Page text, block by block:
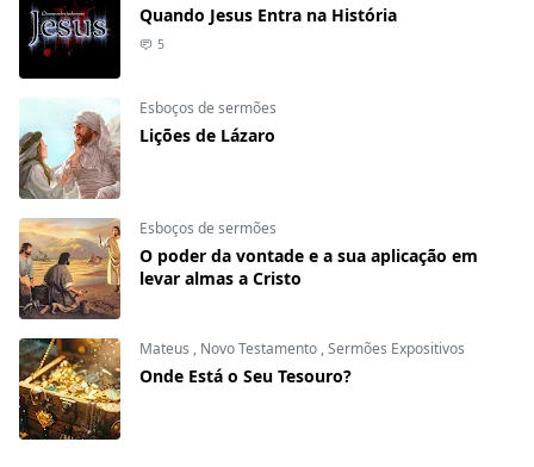
Quando Jesus Entra na História
5
Esboços de sermões
Lições de Lázaro
Esboços de sermões
O poder da vontade e a sua aplicação em
levar almas a Cristo
Mateus , Novo Testamento ,Sermões Expositivos
Onde Está o Seu Tesouro?